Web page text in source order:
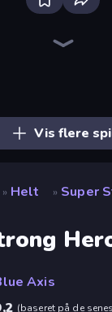
Vis flere
» Helt » Super
Axis
(baseret på de